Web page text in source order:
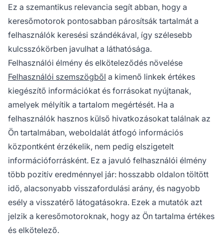
Ez a szemantikus relevancia segít abban, hogy a
keresőmotorok pontosabban párosítsák tartalmát a
felhasználók keresési szándékával, így szélesebb
kulcsszókörben javulhat a láthatósága.
Felhasználói élmény és elköteleződés növelése
Felhasználói szemszögből a kimenő linkek értékes
kiegészítő információkat és forrásokat nyújtanak,
amelyek mélyítik a tartalom megértését. Ha a
felhasználók hasznos külső hivatkozásokat találnak az
Ön tartalmában, weboldalát átfogó információs
központként érzékelik, nem pedig elszigetelt
információforrásként. Ez a javuló felhasználói élmény
több pozitív eredménnyel jár: hosszabb oldalon töltött
idő, alacsonyabb visszafordulási arány, és nagyobb
esély a visszatérő látogatásokra. Ezek a mutatók azt
jelzik a keresőmotoroknak, hogy az Ön tartalma értékes
és elkötelező.